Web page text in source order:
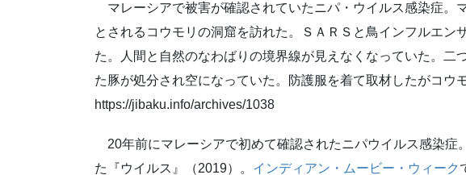
マレーシアで被害が確認されていたニパ・ウイルス感染症。
とされるコウモリの洞窟を訪れた。ＳＡＲＳと鳥インフルエン
た。人間と自然のなわばりの境界線が見えなくなっていた。二
た豚が処分され空になっていた。防護服を着て取材したがコウ
https://jibaku.info/archives/1038
20年前にマレーシアで初めて確認されたニパウイルス感染症
た『ウイルス』（2019）。 インディアン・ムービー・ウィーク